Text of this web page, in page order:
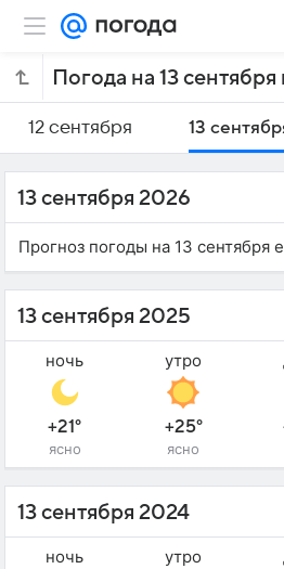
12 сентября 13
13 сентября 2026
Прогноз погоды на 13 сентября
13 сентября 2025
ночь
+21°
ясно
утро
+25°
ясно
13 сентября 2024
ночь утро